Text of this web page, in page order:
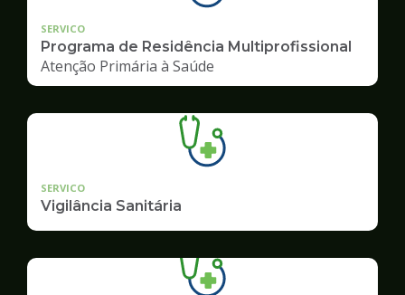
SERVICO
Programa de Residência Multiprofissional
Atenção Primária à Saúde
SERVICO
Vigilância Sanitária